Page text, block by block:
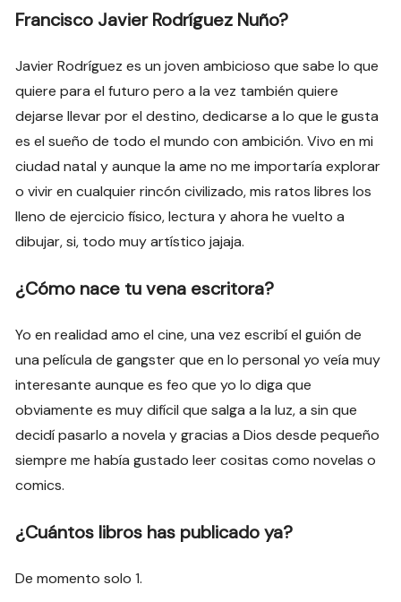
Francisco Javier Rodríguez Nuño?
Javier Rodríguez es un joven ambicioso que sabe lo que
quiere para el futuro pero a la vez también quiere
dejarse llevar por el destino, dedicarse a lo que le gusta
es el sueño de todo el mundo con ambición. Vivo en mi
ciudad natal y aunque la ame no me importaría explorar
o vivir en cualquier rincón civilizado, mis ratos libres los
lleno de ejercicio físico, lectura y ahora he vuelto a
dibujar, si, todo muy artístico jajaja.
¿Cómo nace tu vena escritora?
Yo en realidad amo el cine, una vez escribí el guión de
una película de gangster que en lo personal yo veía muy
interesante aunque es feo que yo lo diga que
obviamente es muy difícil que salga a la luz, a sin que
decidí pasarlo a novela y gracias a Dios desde pequeño
siempre me había gustado leer cositas como novelas o
comics.
¿Cuántos libros has publicado ya?
De momento solo 1.